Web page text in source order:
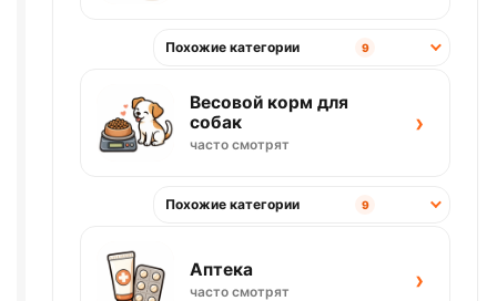
Похожие категории 9
Весовой корм для
собак
часто смотрят
›
Похожие категории 9
Аптека
часто смотрят ›